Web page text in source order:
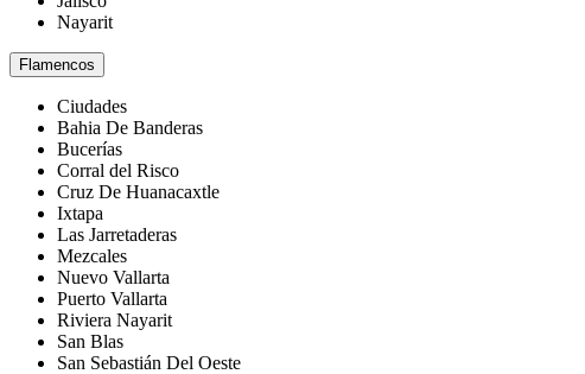
Nayarit
Flamencos
Ciudades
Bahia De Banderas
Bucerías
Corral del Risco
Cruz De Huanacaxtle
Ixtapa
Las Jarretaderas
Mezcales
Nuevo Vallarta
Puerto Vallarta
Riviera Nayarit
San Blas
San Sebastián Del Oeste